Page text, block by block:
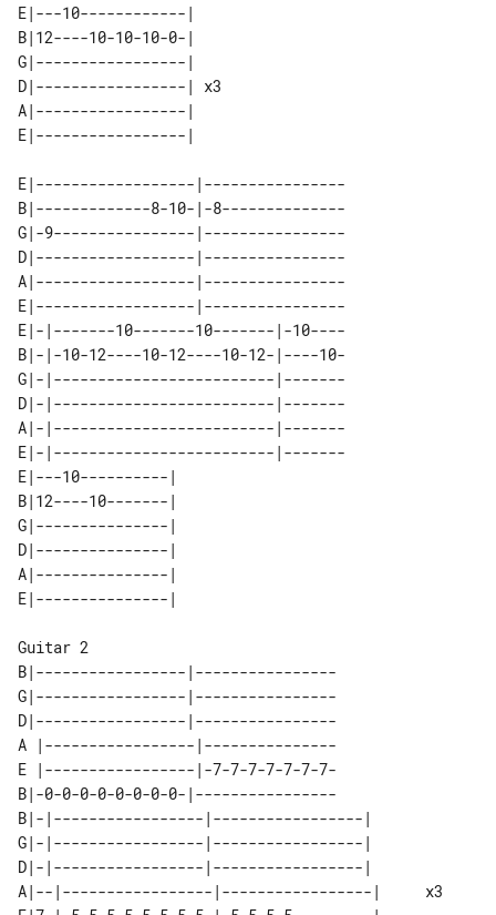
E|---10------------|
B|12----10-10-10-0-|
G|-----------------|
D|-----------------| x3
A|-----------------|
E|------------------|----------------
B|-------------8-10-|-8--------------
G|-9----------------|----------------
D|------------------|----------------
A|------------------|----------------
E|------------------|----------------
E|-|-------10-------10-------|-10----
B|-|-10-12----10-12----10-12-|----10-
G|-|-------------------------|-------
D|-|-------------------------|-------
A|-|-------------------------|-------
E|-|-------------------------|-------
E|---10----------|
B|12----10-------|
G|---------------|
D|---------------|
A|---------------|
B|-----------------|----------------
G|-----------------|----------------
D|-----------------|----------------
A |-----------------|---------------
E |-----------------|-7-7-7-7-7-7-7-
B|-0-0-0-0-0-0-0-0-|----------------
B|-|-----------------|-----------------|
G|-|-----------------|-----------------|
D|-|-----------------|-----------------|
A|--|-----------------|-----------------|     x3